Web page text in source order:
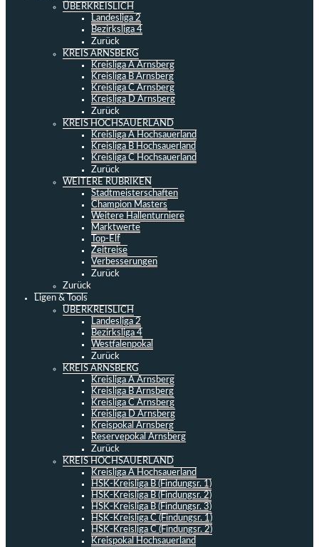
ÜBERKREISLICH
Landesliga 2
Bezirksliga 4
Zurück
KREIS ARNSBERG
Kreisliga A Arnsberg
Kreisliga B Arnsberg
Kreisliga C Arnsberg
Kreisliga D Arnsberg
Zurück
KREIS HOCHSAUERLAND
Kreisliga A Hochsauerland
Kreisliga B Hochsauerland
Kreisliga C Hochsauerland
Zurück
WEITERE RUBRIKEN
Stadtmeisterschaften
Champion Masters
Weitere Hallenturniere
Marktwerte
Top-Elf
Zeitreise
Verbesserungen
Zurück
Zurück
Ligen & Tools
ÜBERKREISLICH
Landesliga 2
Bezirksliga 4
Westfalenpokal
Zurück
KREIS ARNSBERG
Kreisliga A Arnsberg
Kreisliga B Arnsberg
Kreisliga C Arnsberg
Kreisliga D Arnsberg
Kreispokal Arnsberg
Reservepokal Arnsberg
Zurück
KREIS HOCHSAUERLAND
Kreisliga A Hochsauerland
HSK-Kreisliga B (Findungsr. 1)
HSK-Kreisliga B (Findungsr. 2)
HSK-Kreisliga B (Findungsr. 3)
HSK-Kreisliga C (Findungsr. 1)
HSK-Kreisliga C (Findungsr. 2)
Kreispokal Hochsauerland